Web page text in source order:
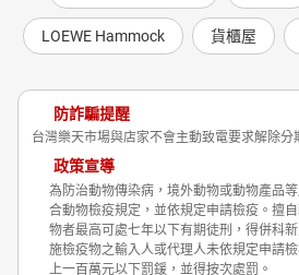
LOEWE Hammock 貨櫃屋
防詐騙提醒
台灣樂天市場與店家不會主動致電要求解除分
政策宣導
為防治動物傳染病，境外動物或動物產品
合動物檢疫規定，並依規定申請檢疫。擅
物者最高可處七年以下有期徒刑，得併科
施檢疫物之輸入人或代理人未依規定申請
上一百萬元以下罰鍰，並得按次處罰。